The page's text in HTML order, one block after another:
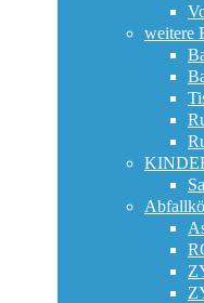
weitere